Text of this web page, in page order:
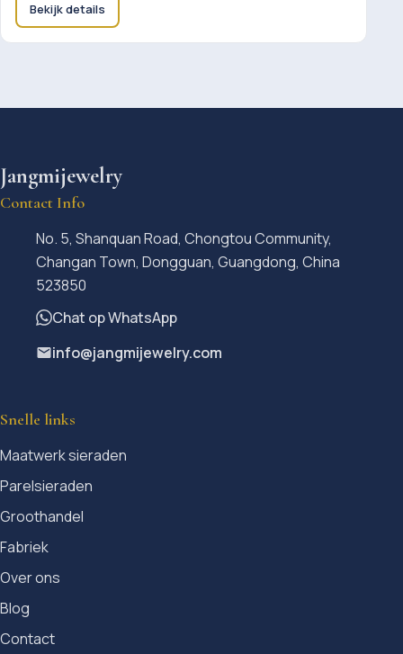
Bekijk details
Jangmijewelry
Contact Info
No. 5, Shanquan Road, Chongtou Community,
Changan Town, Dongguan, Guangdong, China
523850
Chat op WhatsApp
info@jangmijewelry.com
Snelle links
Maatwerk sieraden
Parelsieraden
Groothandel
Fabriek
Over ons
Blog
Contact